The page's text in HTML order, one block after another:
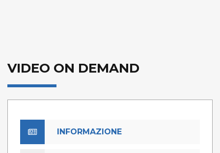
VIDEO ON DEMAND
INFORMAZIONE